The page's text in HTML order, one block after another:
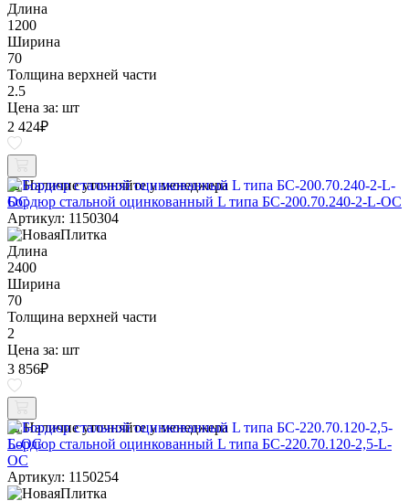
Длина
1200
Ширина
70
Толщина верхней части
2.5
Цена за: шт
2 424₽
Наличие уточняйте у менеджера
Бордюр стальной оцинкованный L типа БС-200.70.240-2-L-ОС
Артикул: 1150304
Длина
2400
Ширина
70
Толщина верхней части
2
Цена за: шт
3 856₽
Наличие уточняйте у менеджера
Бордюр стальной оцинкованный L типа БС-220.70.120-2,5-L-
ОС
Артикул: 1150254